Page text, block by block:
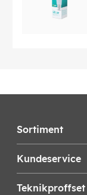
Sortiment
Kundeservice
Teknikproffset